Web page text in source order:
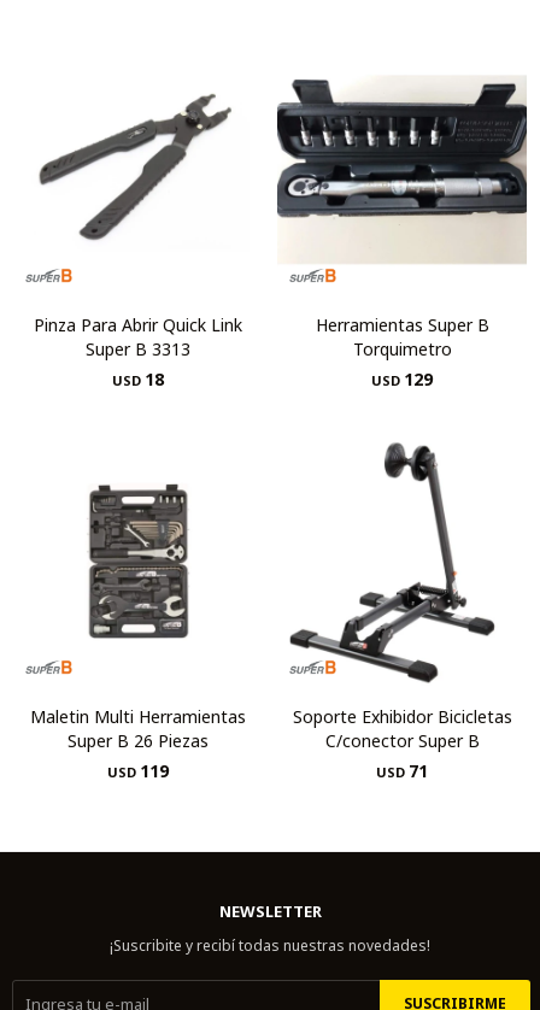
Pinza Para Abrir Quick Link
Super B 3313
USD 18
Herramientas Super B
Torquimetro
USD 129
Maletin Multi Herramientas
Super B 26 Piezas
USD 119
Soporte Exhibidor Bicicletas
C/conector Super B
USD 71
NEWSLETTER
¡Suscribite y recibí todas nuestras novedades!
SUSCRIBIRME